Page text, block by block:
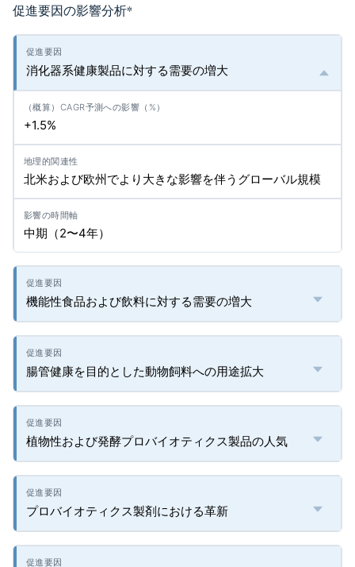
促進要因の影響分析*
消化器系健康製品に対する需要の増大
+1.5%
北米および欧州でより大きな影響を伴うグローバル規模
中期（2〜4年）
機能性食品および飲料に対する需要の増大
腸管健康を目的とした動物飼料への用途拡大
植物性および発酵プロバイオティクス製品の人気
プロバイオティクス製剤における革新